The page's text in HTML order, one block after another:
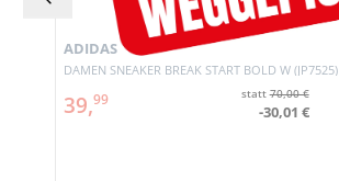
DAMEN SNEAKER BREAK START BOLD W (JP7525)
ADIDAS
39,99 statt70,00 €
-30,01 €